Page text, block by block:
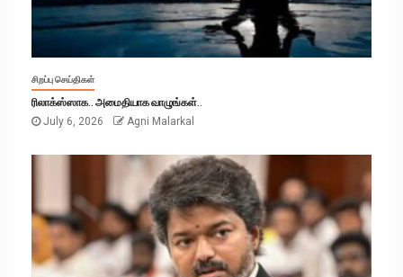
சிறப்பு செய்திகள்
ரிலாக்ஸ்ஸாக.. அமைதியாக வாழுங்கள்..
July 6, 2026
Agni Malarkal